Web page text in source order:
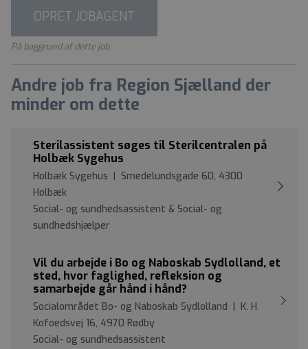
OPRET JOBAGENT
På baggrund af dette job
Andre job fra Region Sjælland der
minder om dette
Sterilassistent søges til Sterilcentralen på
Holbæk Sygehus
Holbæk Sygehus | Smedelundsgade 60, 4300
Holbæk
Social- og sundhedsassistent & Social- og
sundhedshjælper
Vil du arbejde i Bo og Naboskab Sydlolland, et
sted, hvor faglighed, refleksion og
samarbejde går hånd i hånd?
Socialområdet Bo- og Naboskab Sydlolland | K. H.
Kofoedsvej 16, 4970 Rødby
Social- og sundhedsassistent